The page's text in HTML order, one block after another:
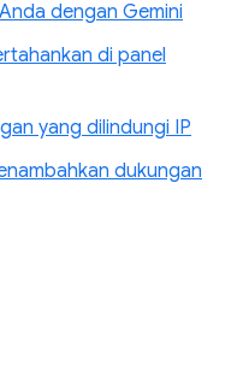
dengan Gemini
di panel
yang dilindungi IP
dukungan